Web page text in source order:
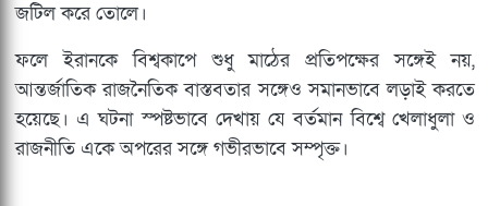
জটিল করে তোলে।
ফলে ইরানকে বিশ্বকাপে শুধু মাঠের প্রতিপক্ষের সঙ্গেই নয়,
আন্তর্জাতিক রাজনৈতিক বাস্তবতার সঙ্গেও সমানভাবে লড়াই করতে
হয়েছে। এ ঘটনা স্পষ্টভাবে দেখায় যে বর্তমান বিশ্বে খেলাধুলা ও
রাজনীতি একে অপরের সঙ্গে গভীরভাবে সম্পৃক্ত।